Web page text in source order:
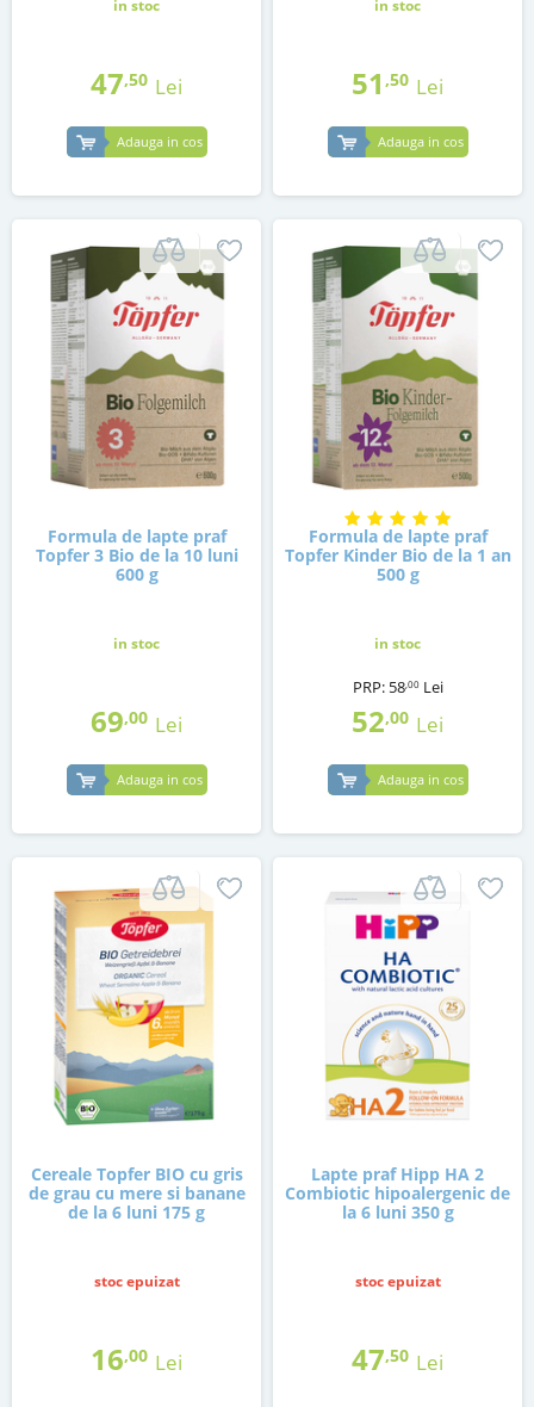
in stoc
47,50 Lei
Adauga in cos
in stoc
51 ,50 Lei
Adauga in cos
Formula de lapte praf
Topfer 3 Bio de la 10 luni
600 g
in stoc
69,00 Lei
Adauga in cos
Formula de lapte praf
Topfer Kinder Bio de la 1 an
500 g
in stoc
PRP: 58,00 Lei
52,00 Lei
Adauga in cos
Cereale Topfer BIO cu gris
de grau cu mere si banane
de la 6 luni 175 g
stoc epuizat
16,00 Lei
Lapte praf Hipp HA 2
Combiotic hipoalergenic de
la 6 luni 350 g
stoc epuizat
47,50 Lei